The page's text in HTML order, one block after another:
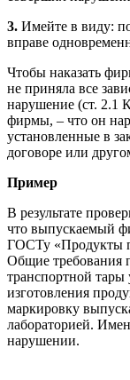
3. Имейте в виду:
вправе
Чтобы наказать
не приняла все
нарушение (ст. 2.1
фирмы, – что он
установленные в
договоре или
Пример
В результате
что выпускаемый
ГОСТу «Продукты
Общие требования
транспортной тары
изготовления
маркировку
лабораторией.
нарушении.